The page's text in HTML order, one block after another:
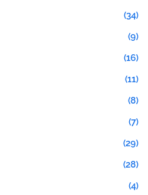
(34)
(9)
(16)
(11)
(8)
(7)
(29)
(28)
(4)